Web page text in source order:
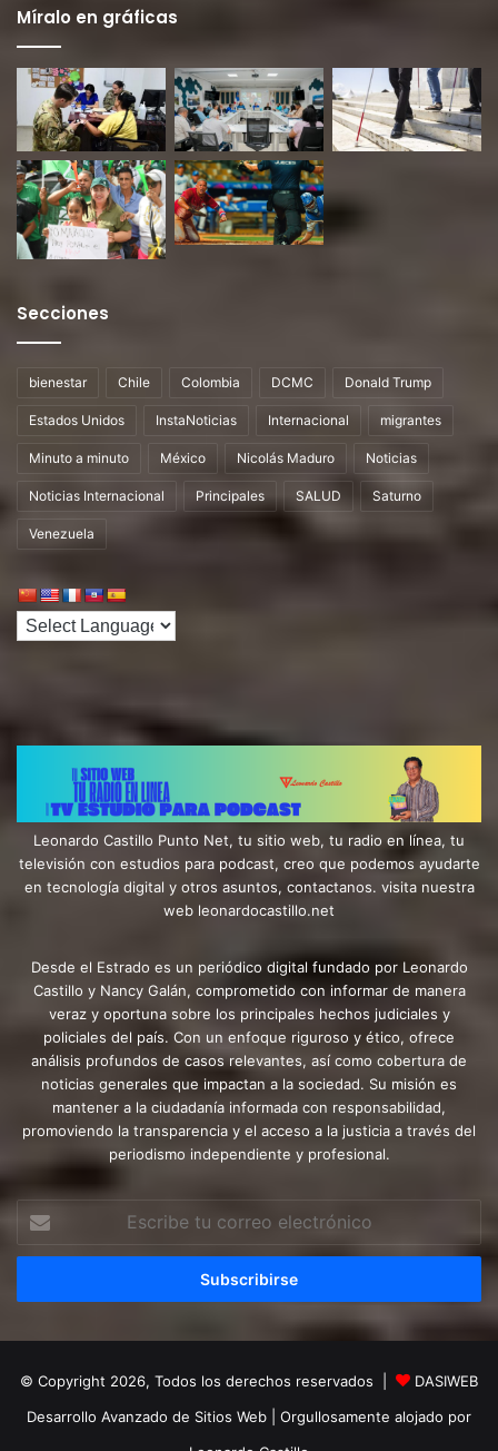
Míralo en gráficas
Secciones
bienestar Chile Colombia DCMC Donald Trump
Estados Unidos InstaNoticias Internacional migrantes
Minuto a minuto México Nicolás Maduro Noticias
Noticias Internacional Principales SALUD Saturno
Venezuela
Leonardo Castillo Punto Net, tu sitio web, tu radio en línea, tu
televisión con estudios para podcast, creo que podemos ayudarte
en tecnología digital y otros asuntos, contactanos. visita nuestra
web leonardocastillo.net
Desde el Estrado es un periódico digital fundado por Leonardo
Castillo y Nancy Galán, comprometido con informar de manera
veraz y oportuna sobre los principales hechos judiciales y
policiales del país. Con un enfoque riguroso y ético, ofrece
análisis profundos de casos relevantes, así como cobertura de
noticias generales que impactan a la sociedad. Su misión es
mantener a la ciudadanía informada con responsabilidad,
promoviendo la transparencia y el acceso a la justicia a través del
periodismo independiente y profesional.
correo
© Copyright 2026, Todos los derechos reservados |
DASIWEB
Desarrollo Avanzado de Sitios Web | Orgullosamente alojado por